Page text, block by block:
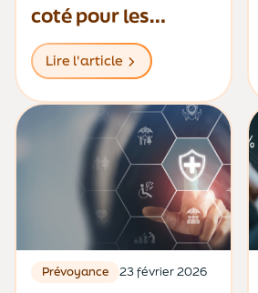
coté pour les
particuliers
Lire l'article
Prévoyance 23 février 2026